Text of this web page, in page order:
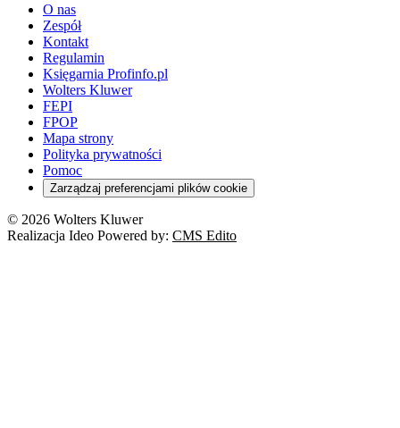
O nas
Zespół
Kontakt
Regulamin
Księgarnia Profinfo.pl
Wolters Kluwer
FEPI
FPOP
Mapa strony
Polityka prywatności
Pomoc
Zarządzaj preferencjami plików cookie
© 2026 Wolters Kluwer
Realizacja Ideo Powered by: CMS Edito